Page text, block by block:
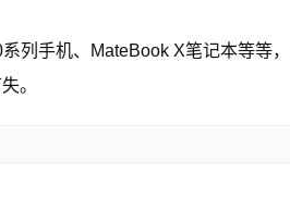
列手机、MateBook X笔记本等等
。